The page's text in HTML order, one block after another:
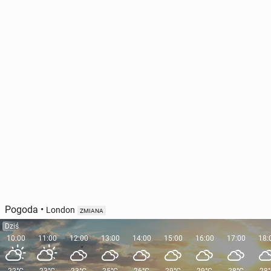
Pogoda • London ZMIANA
Dziś
10:00
11:00 12:00 13:00 14:00 15:00 16:00 17:00